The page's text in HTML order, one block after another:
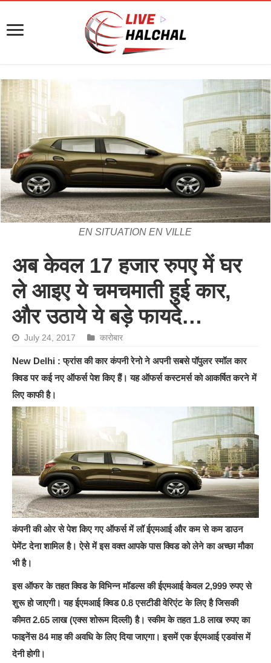
EN SITUATION EN VILLE
अब केवल 17 हजार रुपए में घर
ले आइए ये चमचमाती हुई कार,
और उठाये ये बड़े फायदे…
July 24, 2017 कारोबार
New Delhi : फ्रांस की कार कंपनी रेनो ने अपनी सबसे पॉपुलर स्‍मॉल कार
क्‍वि‍ड पर कई नए ऑफर्स पेश कि‍ए हैं। यह ऑफर्स कस्‍टमर्स को आकर्षित करने में
लि‍ए काफी है।
कंपनी की ओर से पेश किए गए ऑफर्स में लॉ ईएमआई और कम से कम डाउन
पेमेंट देना शामि‍ल है। ऐसे में इस वक्‍त आपके पास क्‍वि‍ड को लेने का अच्‍छा मौका
भी है।
इस ऑफर के तहत क्‍वि‍ड के वि‍भि‍न्‍न मॉडल्‍स की ईएमआई केवल 2,999 रुपए से
शुरू हो जाएगी। यह ईएमआई क्‍वि‍ड 0.8 एसटीडी वेरि‍एंट के लि‍ए है जि‍सकी
कीमत 2.65 लाख (एक्‍स शोरूम दि‍ल्‍ली) है। स्‍कीम के तहत 1.8 लाख रुपए का
फाइनेंस 84 माह की अवधि‍ के लि‍ए दि‍या जाएगा। इसमें एक ईएमआई एडवांस में
देनी होगी।